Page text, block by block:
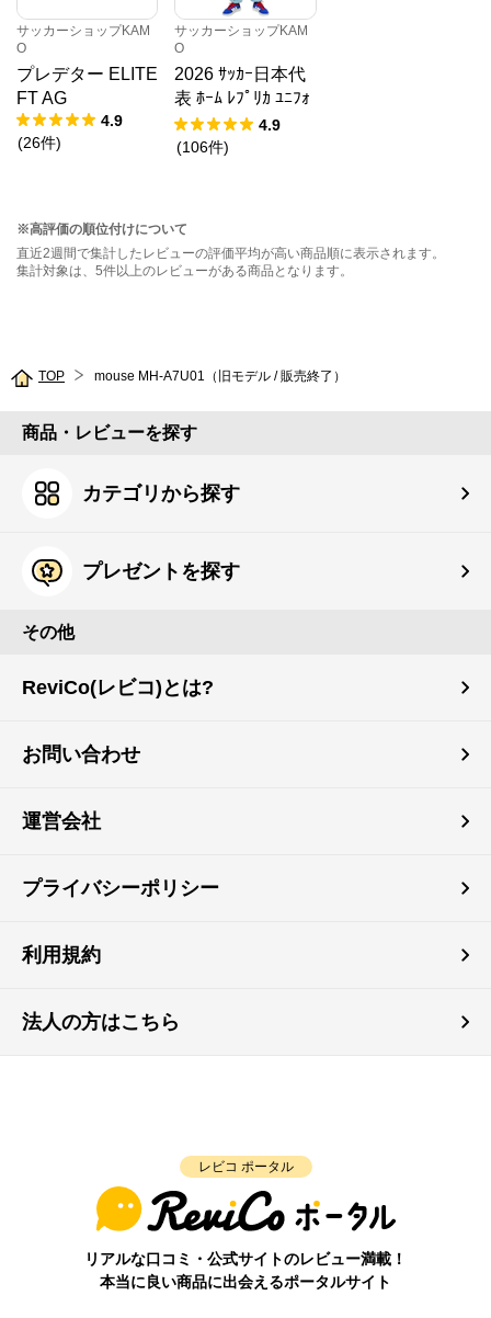
サッカーショップKAM
O
プレデター ELITE
FT AG
4.9
(26件)
サッカーショップKAM
O
2026 ｻｯｶｰ日本代
表 ﾎｰﾑ ﾚﾌﾟﾘｶ ﾕﾆﾌｫ
ｰﾑ KIDS
4.9
(106件)
※高評価の順位付けについて
直近2週間で集計したレビューの評価平均が高い商品順に表示されます。
集計対象は、5件以上のレビューがある商品となります。
TOP mouse MH-A7U01（旧モデル / 販売終了）
商品・レビューを探す
カテゴリから探す
プレゼントを探す
その他
ReviCo(レビコ)とは?
お問い合わせ
運営会社
プライバシーポリシー
利用規約
法人の方はこちら
レビコ ポータル
リアルな口コミ・公式サイトのレビュー満載！
本当に良い商品に出会えるポータルサイト